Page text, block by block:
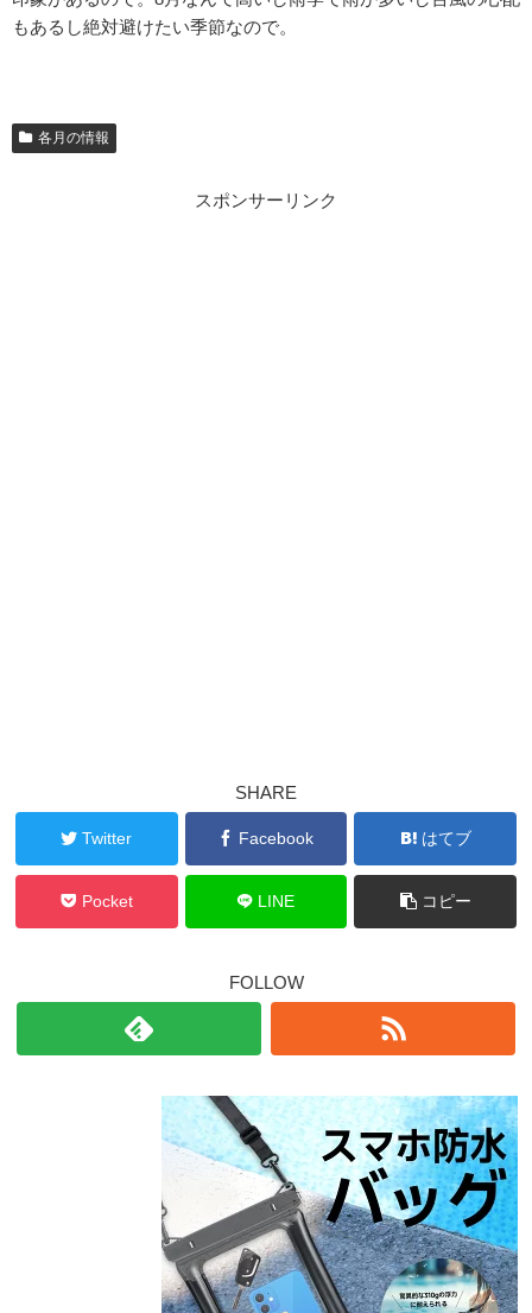
もあるし絶対避けたい季節なので。
各月の情報
スポンサーリンク
SHARE
Twitter Facebook はてブ
Pocket LINE コピー
FOLLOW